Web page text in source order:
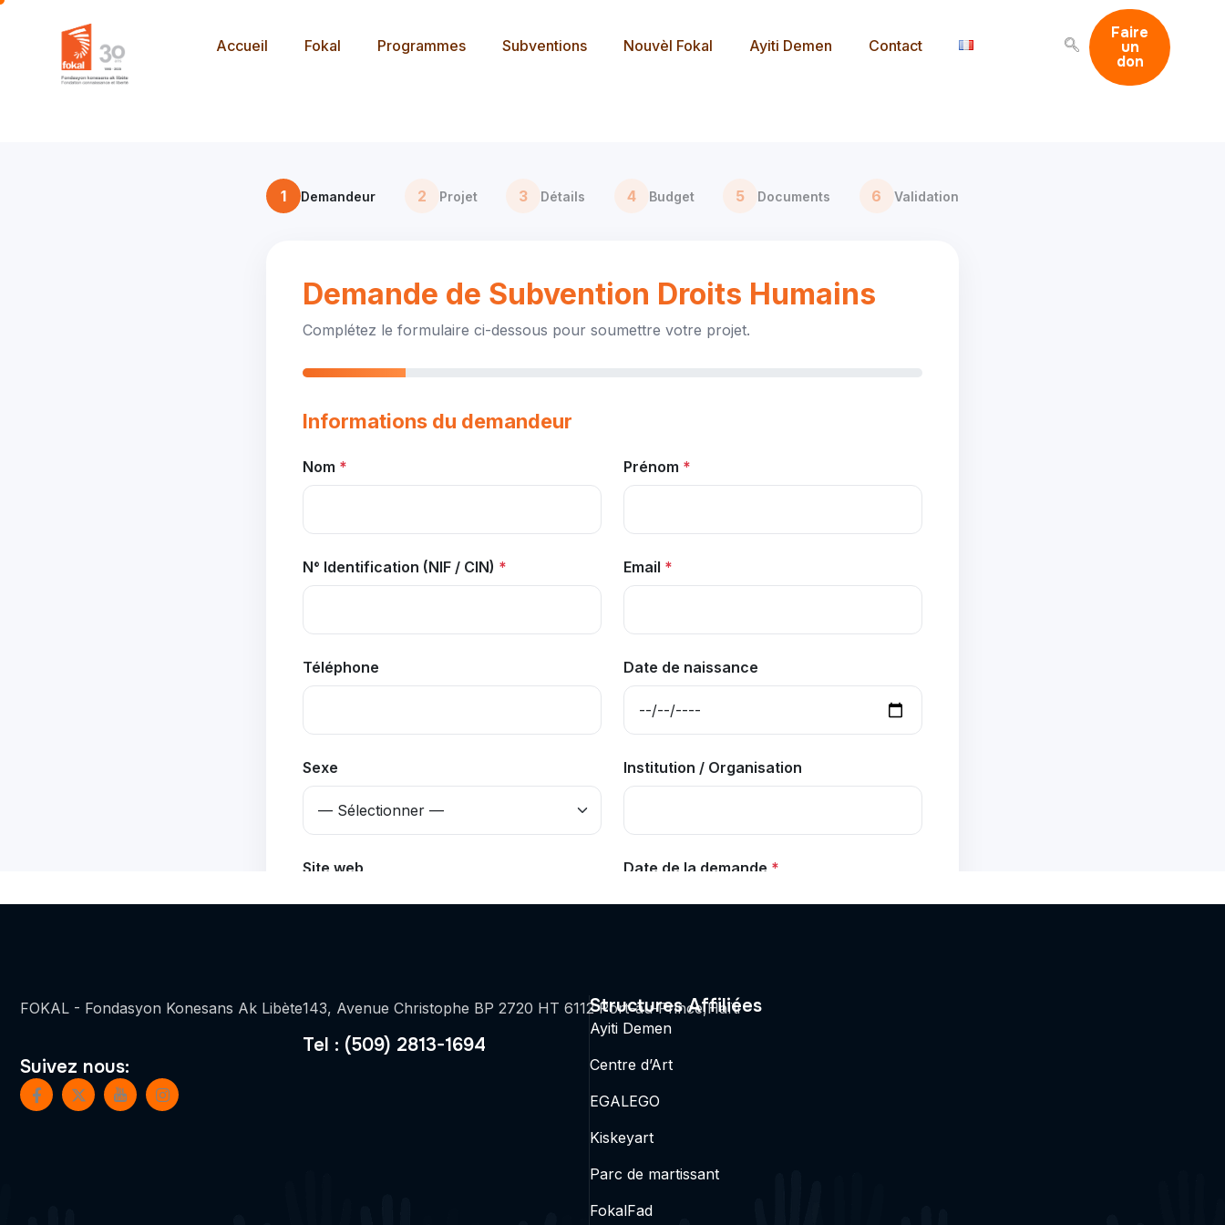
Accueil Fokal Programmes Subventions Nouvèl Fokal Ayiti Demen Contact
Faire
un
don
FOKAL - Fondasyon Konesans Ak Libète143, Avenue Christophe BP 2720 HT 6112 Port-au-Prince,Haïti
Tel : (509) 2813-1694
Suivez nous:
Structures Affiliées
Ayiti Demen
Centre d’Art
EGALEGO
Kiskeyart
Parc de martissant
FokalFad